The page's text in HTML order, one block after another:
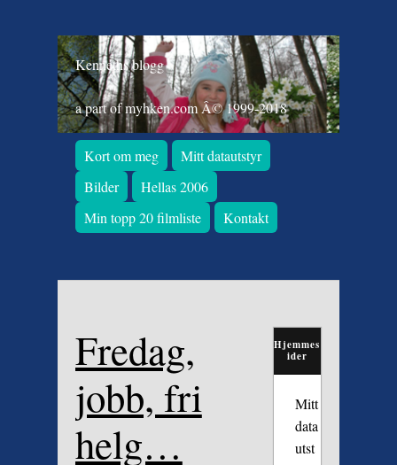
Kenneths blogg
a part of myhken.com Â© 1999-2018
Kort om meg
Mitt datautstyr
Bilder
Hellas 2006
Min topp 20 filmliste
Kontakt
Fredag,
jobb, fri
helg…
Hjemmes
ider
Mitt
data
utst